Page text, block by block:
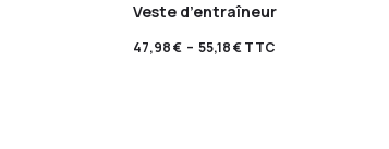
Veste d’entraîneur
47,98€ – 55,18€TTC